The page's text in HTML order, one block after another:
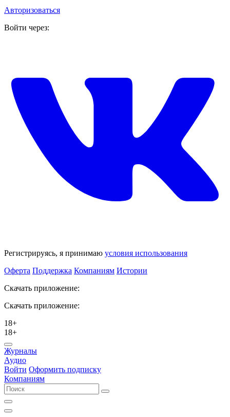
Авторизоваться
Войти через:
Регистрируясь, я принимаю условия использования
Оферта Поддержка Компаниям Истории
Скачать приложение:
Скачать приложение:
18+
18+
Журналы
Аудио
Войти Оформить подписку
Компаниям